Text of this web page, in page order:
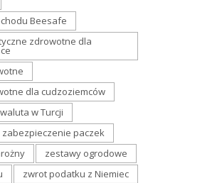
Beesafe
zdrowotne dla
dla cudzoziemców
waluta w Turcji
zabezpieczenie paczek
zestawy ogrodowe
zwrot podatku z Niemiec